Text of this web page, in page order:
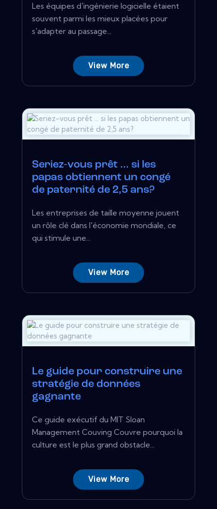
Les équipes d'ingénierie logicielle étaient
souvent parmi les mieux placées pour
s'adapter au passage...
View More
Seriez-vous prêt ... si les
papas obtiennent un congé
de paternité de 2,5 ans?
Les entreprises de taille moyenne jouent
un rôle clé dans l'économie mondiale, ce
qui stimule une...
View More
Le guide pour construire une
stratégie de données
gagnante
Ce guide exécutif du MIT Sloan
Management Couving Couvre pourquoi la
culture est le plus grand obstacle...
View More